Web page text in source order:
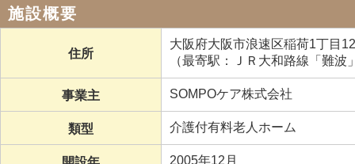
施設概要
住所
大阪府大阪市浪速区稲荷1丁目
（最寄駅：ＪＲ大和路線「難
事業主 SOMPOケア株式会社
類型 介護付有料老人ホーム
2005年12月